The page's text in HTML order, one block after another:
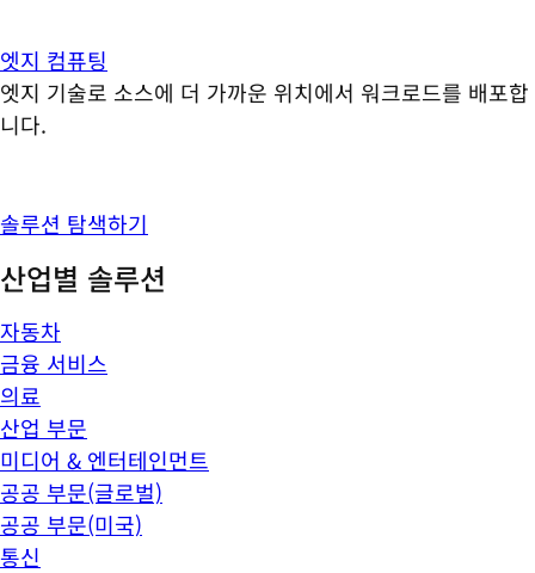
엣지 컴퓨팅
엣지 기술로 소스에 더 가까운 위치에서 워크로드를 배포합
니다.
솔루션 탐색하기
산업별 솔루션
자동차
금융 서비스
의료
산업 부문
미디어 & 엔터테인먼트
공공 부문(글로벌)
공공 부문(미국)
통신